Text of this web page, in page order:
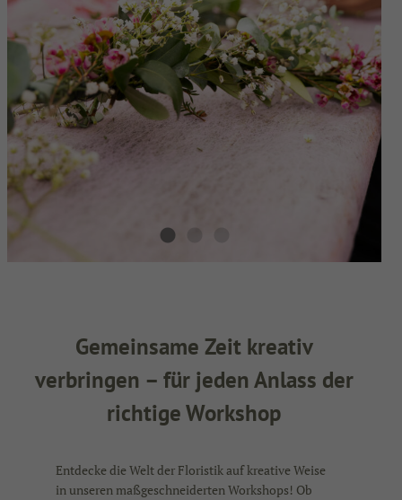
Gemeinsame Zeit kreativ
verbringen – für jeden Anlass der
richtige Workshop
Entdecke die Welt der Floristik auf kreative Weise
in unseren maßgeschneiderten Workshops! Ob